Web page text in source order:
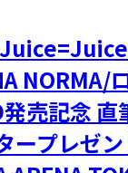
NORMA/
売記念
ープレゼン